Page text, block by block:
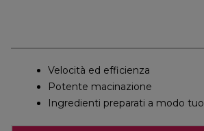
Velocità ed efficienza
Potente macinazione
Ingredienti preparati a modo tuo